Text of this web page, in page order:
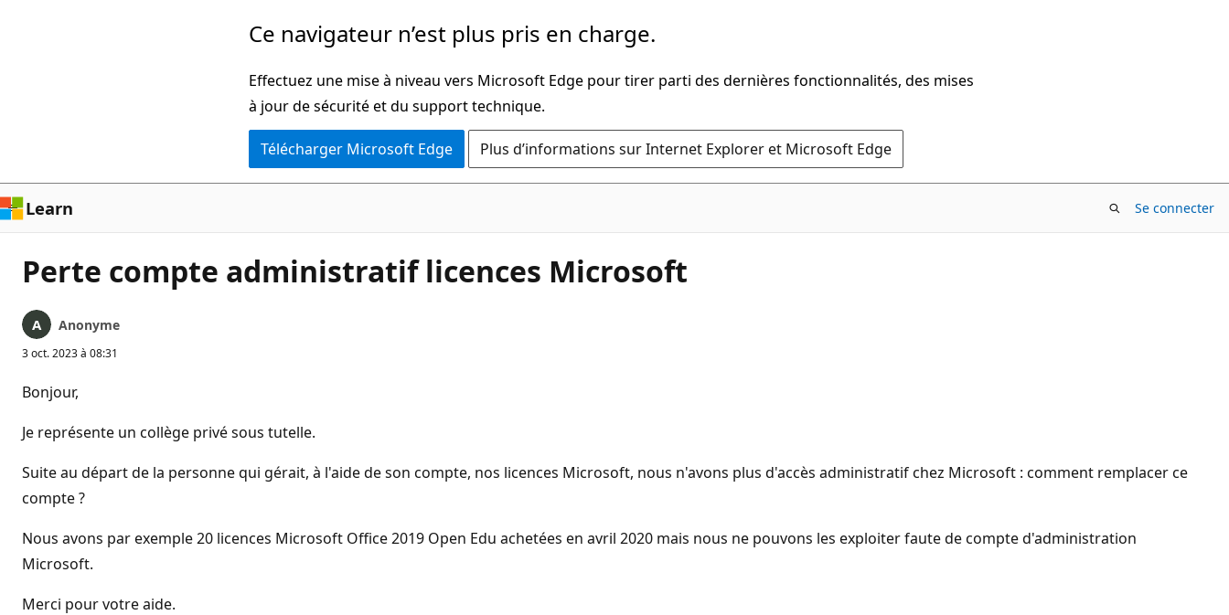
Ce navigateur n’est plus pris en charge.
Effectuez une mise à niveau vers Microsoft Edge pour tirer parti des dernières fonctionnalités, des mises
à jour de sécurité et du support technique.
Télécharger Microsoft Edge Plus d’informations sur Internet Explorer et Microsoft Edge
Learn Se connecter
Perte compte administratif licences Microsoft
Anonyme
3 oct. 2023 à 08:31
Bonjour,
Je représente un collège privé sous tutelle.
Suite au départ de la personne qui gérait, à l'aide de son compte, nos licences Microsoft, nous n'avons plus d'accès administratif chez Microsoft : comment remplacer ce
compte ?
Nous avons par exemple 20 licences Microsoft Office 2019 Open Edu achetées en avril 2020 mais nous ne pouvons les exploiter faute de compte d'administration
Microsoft.
Merci pour votre aide.